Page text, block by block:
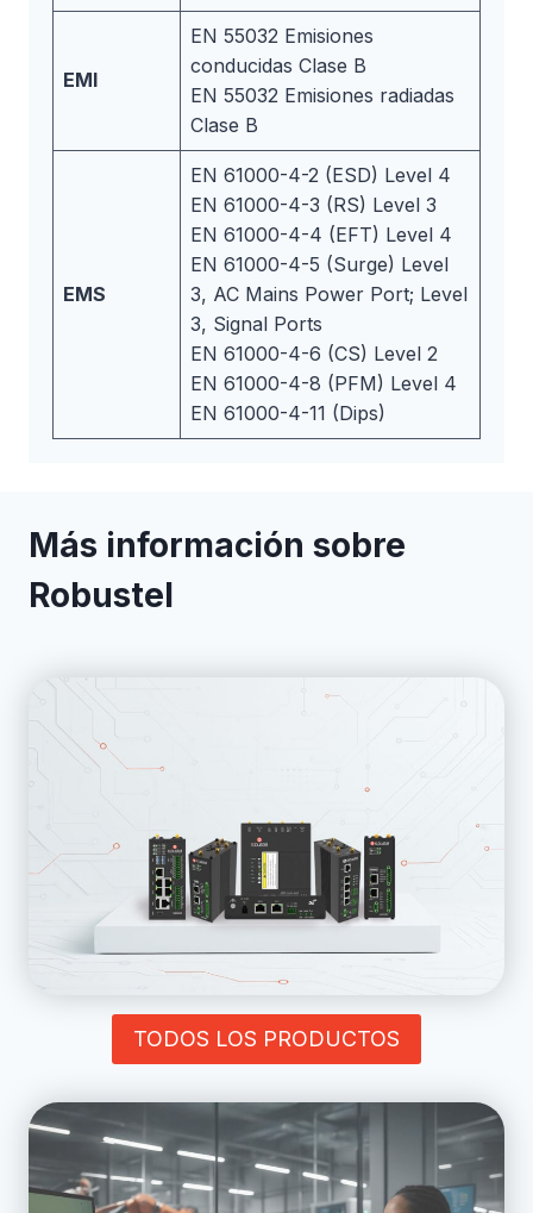
EMI
EN 55032 Emisiones
conducidas Clase B
EN 55032 Emisiones radiadas
Clase B
EMS
EN 61000-4-2 (ESD) Level 4
EN 61000-4-3 (RS) Level 3
EN 61000-4-4 (EFT) Level 4
EN 61000-4-5 (Surge) Level
3, AC Mains Power Port; Level
3, Signal Ports
EN 61000-4-6 (CS) Level 2
EN 61000-4-8 (PFM) Level 4
EN 61000-4-11 (Dips)
Más información sobre
Robustel
TODOS LOS PRODUCTOS